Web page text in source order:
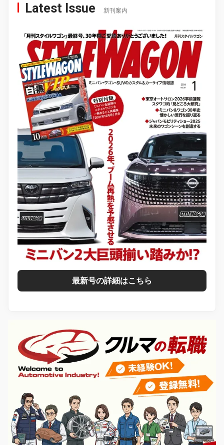
Latest Issue 新刊案内
最新号の詳細はこちら